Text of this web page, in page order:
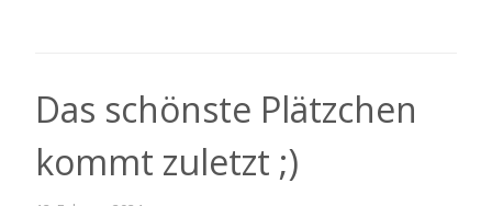
Das schönste Plätzchen
kommt zuletzt ;)